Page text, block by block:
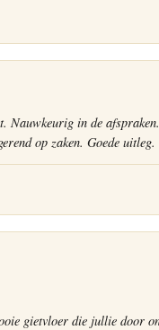
Nauwkeurig in de
op zaken. Goede uitleg.
gietvloer die jullie door